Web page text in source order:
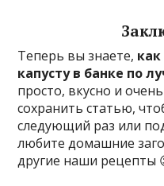
Теперь вы знаете,
капусту в банке по
просто, вкусно и
сохранить статью,
следующий раз или
любите домашние
другие наши рецепты